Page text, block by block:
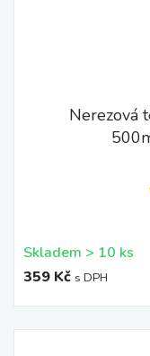
Nerezová
Skladem > 10 ks
359 Kč s DPH